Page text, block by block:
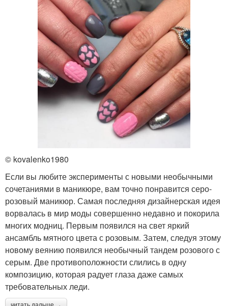
© kovalenko1980
Если вы любите эксперименты с новыми необычными
сочетаниями в маникюре, вам точно понравится серо-
розовый маникюр. Самая последняя дизайнерская идея
ворвалась в мир моды совершенно недавно и покорила
многих модниц. Первым появился на свет яркий
ансамбль мятного цвета с розовым. Затем, следуя этому
новому веянию появился необычный тандем розового с
серым. Две противоположности слились в одну
композицию, которая радует глаза даже самых
требовательных леди.